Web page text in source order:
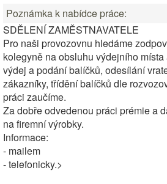
Poznámka k nabídce práce:
SDĚLENÍ ZAMĚSTNAVATELE
Pro naši provozovnu hledáme
kolegyně na obsluhu výdejního
výdej a podání balíčků, odesílání
zákazníky, třídění balíčků dle
práci zaučíme.
Za dobře odvedenou práci prémie a
na firemní výrobky.
Informace:
- mailem
- telefonicky.>